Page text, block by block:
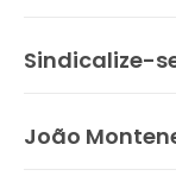
Sindicalize-
João